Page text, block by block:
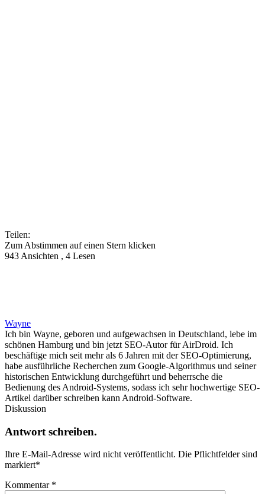
Teilen:
Zum Abstimmen auf einen Stern klicken
943 Ansichten , 4 Lesen
Wayne
Ich bin Wayne, geboren und aufgewachsen in Deutschland, lebe im
schönen Hamburg und bin jetzt SEO-Autor für AirDroid. Ich
beschäftige mich seit mehr als 6 Jahren mit der SEO-Optimierung,
habe ausführliche Recherchen zum Google-Algorithmus und seiner
historischen Entwicklung durchgeführt und beherrsche die
Bedienung des Android-Systems, sodass ich sehr hochwertige SEO-
Artikel darüber schreiben kann Android-Software.
Diskussion
Antwort schreiben.
Ihre E-Mail-Adresse wird nicht veröffentlicht. Die Pflichtfelder sind
markiert*
Kommentar *